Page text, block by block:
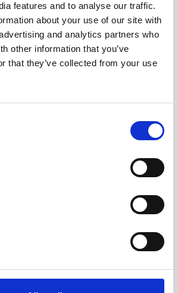
features and to analyse our traffic.
about your use of our site with
and analytics partners who
other information that you’ve
that they’ve collected from your use
termosflaska